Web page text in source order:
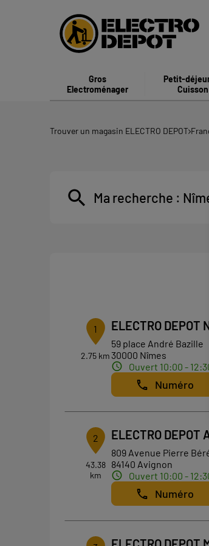
Gros
Electroménager
Petit-
Cuisson
Trouver un magasin ELECTRO DEPOT
Ma recherche :
1
2.75 km
ELECTRO DEPOT
59 place André Bazille
30000 Nîmes
Ouvert 10:00 -
Numéro
2
43.38
km
ELECTRO DEPOT
809 Avenue Pierre
84140 Avignon
Ouvert 10:00 -
Numéro